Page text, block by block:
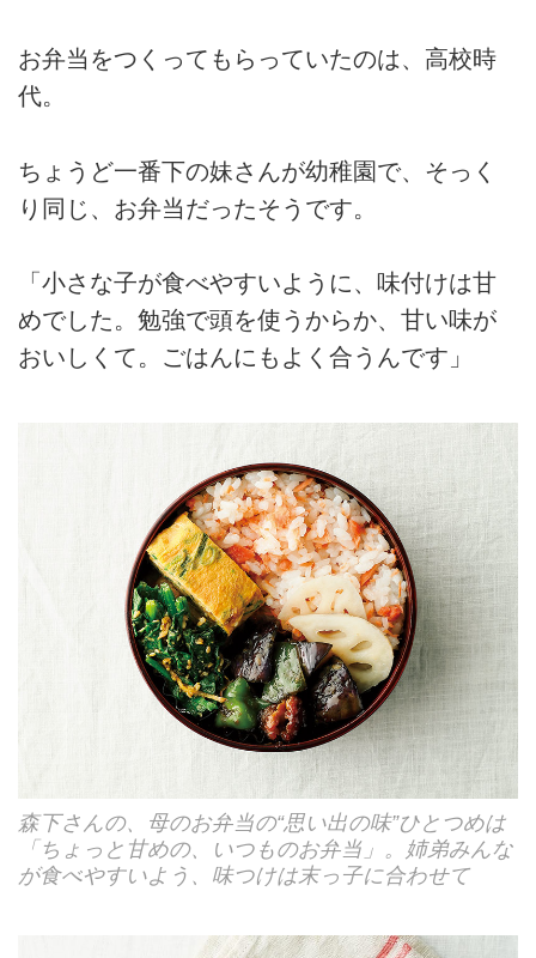
お弁当をつくってもらっていたのは、高校時
代。
ちょうど一番下の妹さんが幼稚園で、そっく
り同じ、お弁当だったそうです。
「小さな子が食べやすいように、味付けは甘
めでした。勉強で頭を使うからか、甘い味が
おいしくて。ごはんにもよく合うんです」
森下さんの、母のお弁当の“思い出の味”ひとつめは
「ちょっと甘めの、いつものお弁当」。姉弟みんな
が食べやすいよう、味つけは末っ子に合わせて